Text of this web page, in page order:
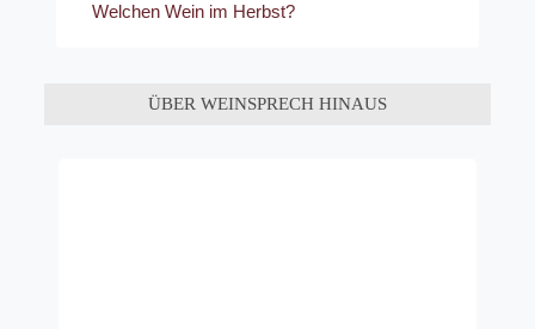
Welchen Wein im Herbst?
ÜBER WEINSPRECH HINAUS